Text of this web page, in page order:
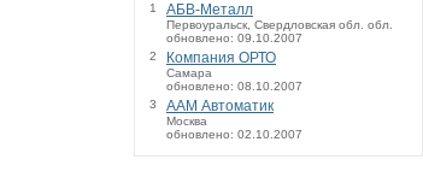
1 АБВ-Металл
Первоуральск, Свердловская обл. обл.
обновлено: 09.10.2007
2
Компания ОРТО
Самара
обновлено: 08.10.2007
3
ААМ Автоматик
Москва
обновлено: 02.10.2007